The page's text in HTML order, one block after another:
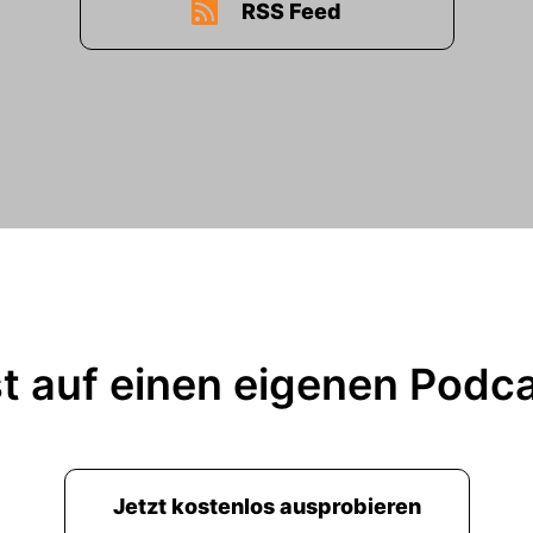
RSS Feed
auf einen eigenen
Jetzt kostenlos ausprobieren